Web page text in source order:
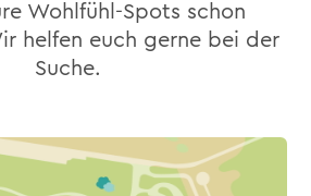
Wohlfühl-Spots schon
helfen euch gerne bei der
Suche.